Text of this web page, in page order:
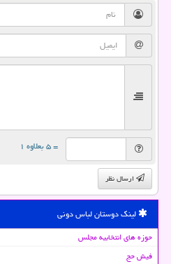
= ۵ بعلاوه ۱
ارسال نظر
لینک دوستان لباس دونی
حوزه های انتخابیه مجلس
فیش حج